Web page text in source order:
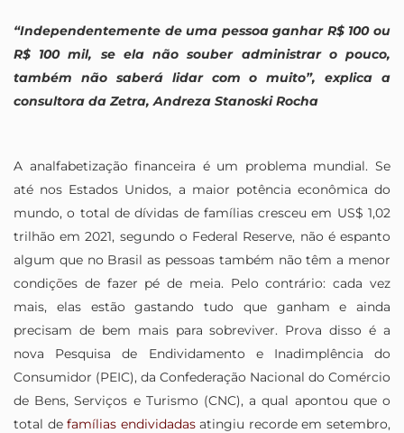
“Independentemente de uma pessoa ganhar R$ 100 ou
R$ 100 mil, se ela não souber administrar o pouco,
também não saberá lidar com o muito”, explica a
consultora da Zetra, Andreza Stanoski Rocha
A analfabetização financeira é um problema mundial. Se
até nos Estados Unidos, a maior potência econômica do
mundo, o total de dívidas de famílias cresceu em US$ 1,02
trilhão em 2021, segundo o Federal Reserve, não é espanto
algum que no Brasil as pessoas também não têm a menor
condições de fazer pé de meia. Pelo contrário: cada vez
mais, elas estão gastando tudo que ganham e ainda
precisam de bem mais para sobreviver. Prova disso é a
nova Pesquisa de Endividamento e Inadimplência do
Consumidor (PEIC), da Confederação Nacional do Comércio
de Bens, Serviços e Turismo (CNC), a qual apontou que o
total defamílias endividadasatingiu recorde em setembro,